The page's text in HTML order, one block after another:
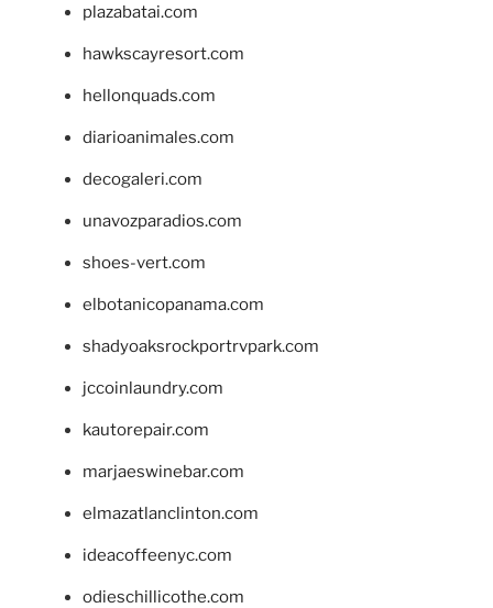
plazabatai.com
hawkscayresort.com
hellonquads.com
diarioanimales.com
decogaleri.com
unavozparadios.com
shoes-vert.com
elbotanicopanama.com
shadyoaksrockportrvpark.com
jccoinlaundry.com
kautorepair.com
marjaeswinebar.com
elmazatlanclinton.com
ideacoffeenyc.com
odieschillicothe.com